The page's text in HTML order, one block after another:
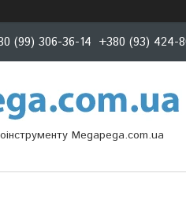
(99) 306-36-14 +380 (93) 424-
Megapega.com.ua